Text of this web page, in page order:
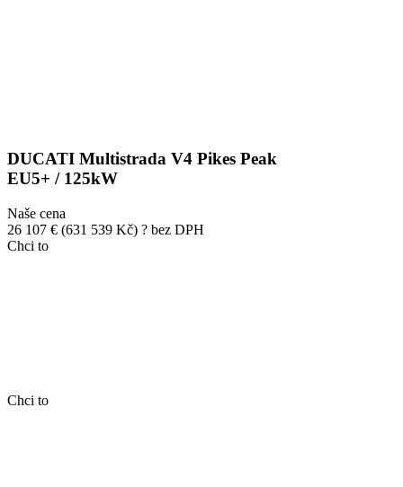
DUCATI Multistrada V4 Pikes Peak
EU5+ / 125kW
Naše cena
26 107 € (631 539 Kč) ? bez DPH
Chci to
Chci to